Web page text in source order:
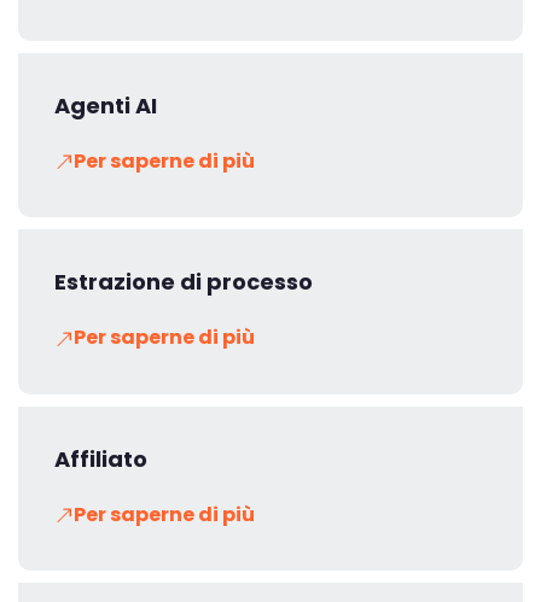
Agenti AI
Per saperne di più
Estrazione di processo
Per saperne di più
Affiliato
Per saperne di più